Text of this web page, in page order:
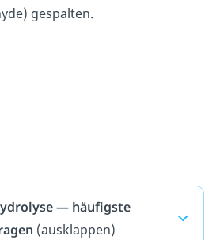
gespalten.
— häufigste
(ausklappen)